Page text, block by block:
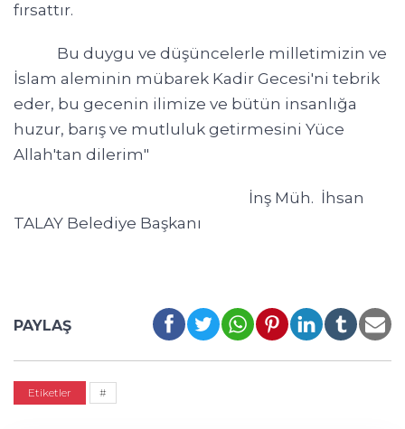
fırsattır.
Bu duygu ve düşüncelerle milletimizin ve
İslam aleminin mübarek Kadir Gecesi'ni tebrik
eder, bu gecenin ilimize ve bütün insanlığa
huzur, barış ve mutluluk getirmesini Yüce
Allah'tan dilerim"
İnş Müh. İhsan
TALAY Belediye Başkanı
PAYLAŞ
Etiketler #